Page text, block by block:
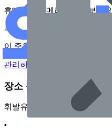
휴대전화 카메라로 찍어보세요
이 주유소의 사장님이신가요?
관리하기
장소 근처 주유소
휘발유
•